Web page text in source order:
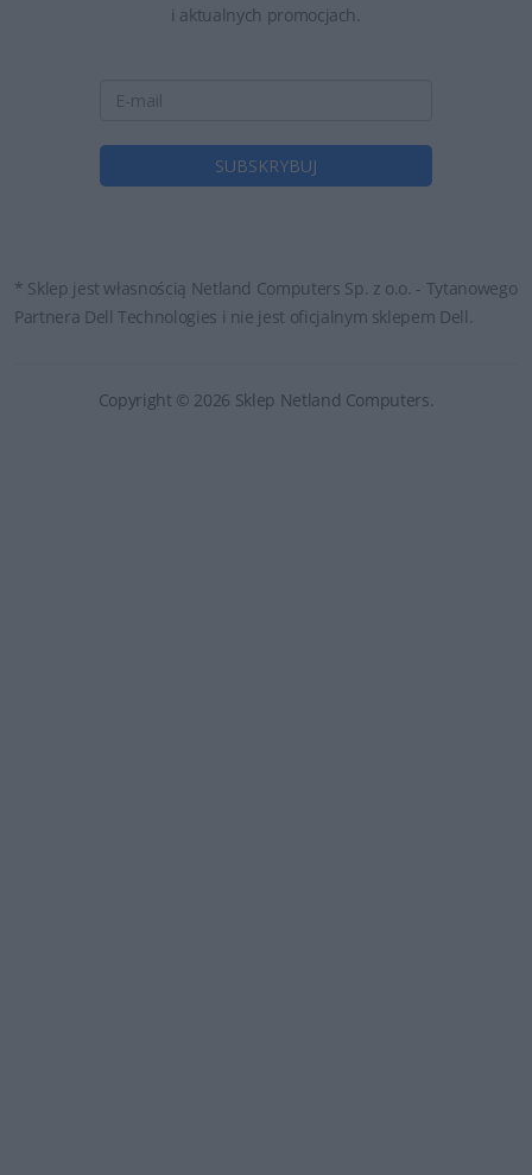
i aktualnych promocjach.
* Sklep jest własnością Netland Computers Sp. z o.o. - Tytanowego
Partnera Dell Technologies i nie jest oficjalnym sklepem Dell.
Copyright © 2026 Sklep Netland Computers.